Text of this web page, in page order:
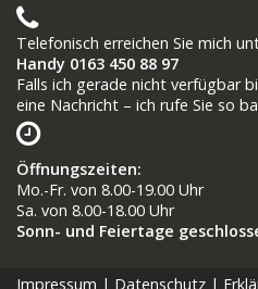
Telefonisch erreichen Sie mich
Handy 0163 450 88 97
Falls ich gerade nicht verfügbar
eine Nachricht – ich rufe Sie so
Öffnungszeiten:
Mo.-Fr. von 8.00-19.00 Uhr
Sa. von 8.00-18.00 Uhr
Sonn- und Feiertage
Impressum | Datenschutz |